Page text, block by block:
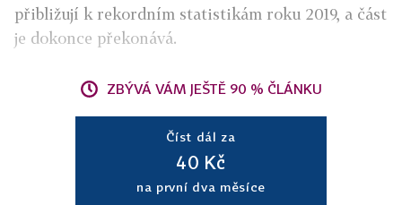
přibližují k rekordním statistikám roku 2019, a část
je dokonce překonává.
ZBÝVÁ VÁM JEŠTĚ 90 % ČLÁNKU
Číst dál za
40 Kč
na první dva měsíce